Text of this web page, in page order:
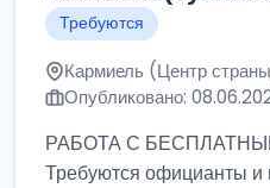
Требуются
Кармиель (Центр
Опубликовано:
РАБОТА С
Требуются официанты и